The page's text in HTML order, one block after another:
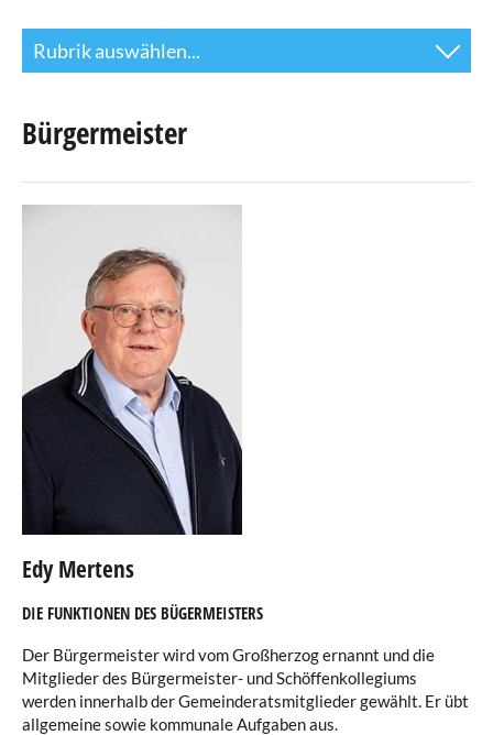
Rubrik auswählen...
Schöffenrat
Kommunale Ausschüsse
Bürgermeister
Edy Mertens
DIE FUNKTIONEN DES BÜGERMEISTERS
Der Bürgermeister wird vom Großherzog ernannt und die
Mitglieder des Bürgermeister- und Schöffenkollegiums
werden innerhalb der Gemeinderatsmitglieder gewählt. Er übt
allgemeine sowie kommunale Aufgaben aus.